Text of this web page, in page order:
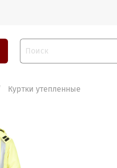
Куртки утепленные